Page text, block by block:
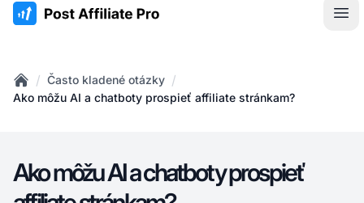
:site.title
Home
/ Často kladené otázky /
Ako môžu AI a chatboty prospieť affiliate stránkam?
Ako môžu AI a chatboty prospieť